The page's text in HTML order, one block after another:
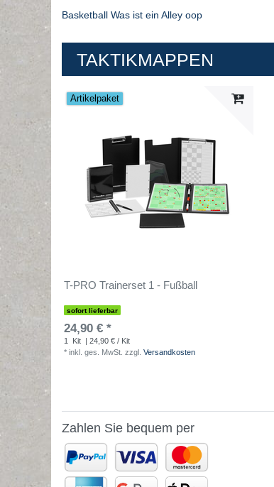
Basketball Was ist ein Alley oop
TAKTIKMAPPEN
Artikelpaket
T-PRO Trainerset 1 - Fußball
sofort lieferbar
24,90 € *
1 Kit
| 24,90 € / Kit
* inkl. ges. MwSt. zzgl. Versandkosten
Zahlen Sie bequem per